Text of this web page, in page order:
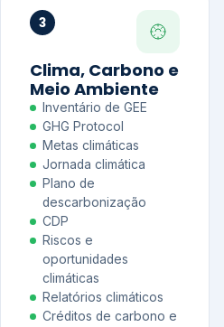
3
Clima, Carbono e
Meio Ambiente
Inventário de GEE
GHG Protocol
Metas climáticas
Jornada climática
Plano de
descarbonização
CDP
Riscos e
oportunidades
climáticas
Relatórios climáticos
Créditos de carbono e